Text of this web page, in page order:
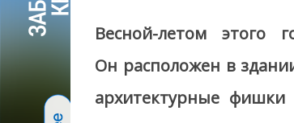
Весной-летом
Он расположен в
архитектурные